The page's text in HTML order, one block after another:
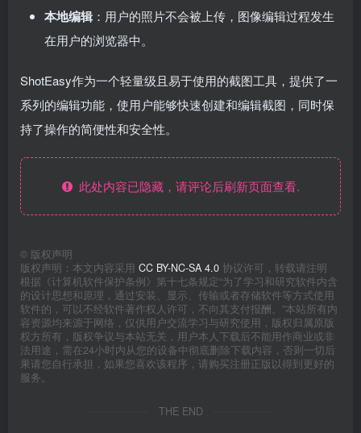
本地编辑：用户的照片不会被上传，图像编辑过程发生
在用户的浏览器中。
ShotEasy作为一个轻量级且易于使用的截图工具，提供了一
系列的编辑功能，使用户能够快速创建和编辑截图，同时保
持了操作的简便性和安全性。
此处内容已隐藏，请评论后刷新页面查看.
© 版权声明
版权声明：本文内容采用 CC BY-NC-SA 4.0 协议许可，转载请注明
根据《计算机软件保护条例》第十七条规定“为了学习和研究软件内含
的设计思想和原理，通过安装、显示、传输或者存储软件等方式使用
软件的，可以不经软件著作权人许可，不向其支付报酬。”本站所有内
容资源均来源于网络，仅供用户交流学习与研究使用，版权归属原版
权方所有，版权争议与本站无关，用户本人下载后不能用作商业或非
法用途，需在24小时内从您的设备中彻底删除下载内容，否则一切后
果请您自行承担，如果您喜欢该程序，请购买注册正版以得到更好的
服务。
THE END